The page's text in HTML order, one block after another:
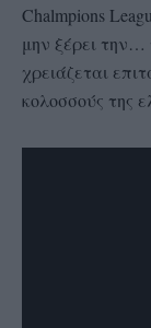
Chalmpions
μην ξέρει την…
χρειάζεται
κολοσσούς της